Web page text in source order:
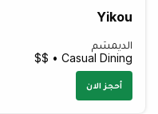
Yikou
الديمسَم
Casual Dining • $$
أحجز الان